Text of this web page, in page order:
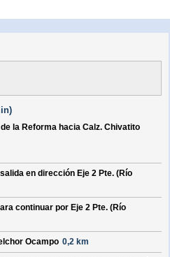
de la Reforma hacia Calz. Chivatito
salida en dirección Eje 2 Pte. (Río
continuar por Eje 2 Pte. (Río
Ocampo 0,2 km